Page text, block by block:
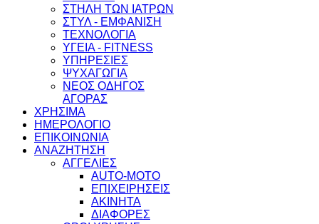
ΣΤΗΛΗ ΤΩΝ ΙΑΤΡΩΝ
ΣΤΥΛ - ΕΜΦΑΝΙΣΗ
ΤΕΧΝΟΛΟΓΙΑ
ΥΓΕΙΑ - FITNESS
ΥΠΗΡΕΣΙΕΣ
ΨΥΧΑΓΩΓΙΑ
ΝΕΟΣ ΟΔΗΓΟΣ
ΑΓΟΡΑΣ
ΧΡΗΣΙΜΑ
ΗΜΕΡΟΛΟΓΙΟ
ΕΠΙΚΟΙΝΩΝΙΑ
ΑΝΑΖΗΤΗΣΗ
ΑΓΓΕΛΙΕΣ
AUTO-MOTO
ΕΠΙΧΕΙΡΗΣΕΙΣ
ΑΚΙΝΗΤΑ
ΔΙΑΦΟΡΕΣ